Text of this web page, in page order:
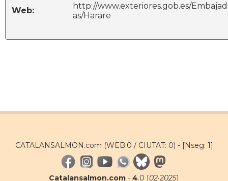
Web:
http://www.exteriores.gob.es/Embajad
as/Harare
CATALANSALMON.com (WEB:0 / CIUTAT: 0) - [Nseg: 1]
Catalansalmon.com - 4.0 [02·2025]